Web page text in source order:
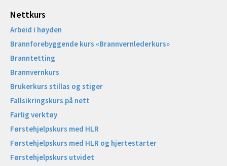
Nettkurs
Arbeid i høyden
Brannforebyggende kurs «Brannvernlederkurs»
Branntetting
Brannvernkurs
Brukerkurs stillas og stiger
Fallsikringskurs på nett
Farlig verktøy
Førstehjelpskurs med HLR
Førstehjelpskurs med HLR og hjertestarter
Førstehjelpskurs utvidet